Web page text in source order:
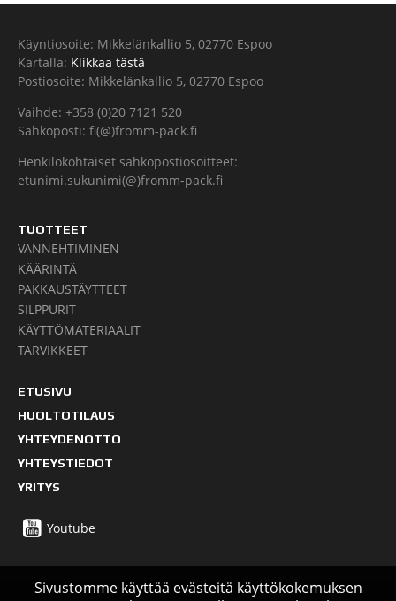
Käyntiosoite: Mikkelänkallio 5, 02770 Espoo
Kartalla: Klikkaa tästä
Postiosoite: Mikkelänkallio 5, 02770 Espoo
Vaihde: +358 (0)20 7121 520
Sähköposti: fi(@)fromm-pack.fi
Henkilökohtaiset sähköpostiosoitteet:
etunimi.sukunimi(@)fromm-pack.fi
TUOTTEET
VANNEHTIMINEN
KÄÄRINTÄ
PAKKAUSTÄYTTEET
SILPPURIT
KÄYTTÖMATERIAALIT
TARVIKKEET
ETUSIVU
HUOLTOTILAUS
YHTEYDENOTTO
YHTEYSTIEDOT
YRITYS
Youtube
Sivustomme käyttää evästeitä käyttökokemuksen